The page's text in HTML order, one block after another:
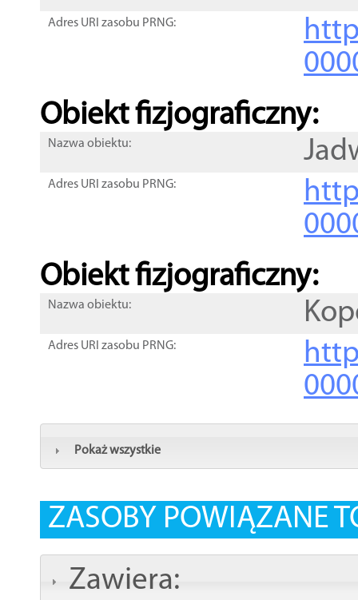
Adres URI zasobu PRNG:
Obiekt fizjograficzny:
Nazwa obiektu:
Adres URI zasobu PRNG:
Obiekt fizjograficzny:
Nazwa obiektu:
Adres URI zasobu PRNG:
Pokaż wszystkie
ZASOBY POWIĄZANE
Zawiera: